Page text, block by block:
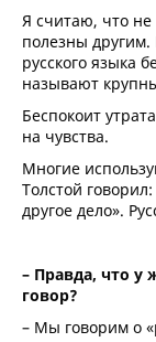
Я считаю, что не
полезны
русского языка
называют
Беспокоит
на чувства.
Многие
Толстой
другое дело».
– Правда, что у
говор?
– Мы говорим о